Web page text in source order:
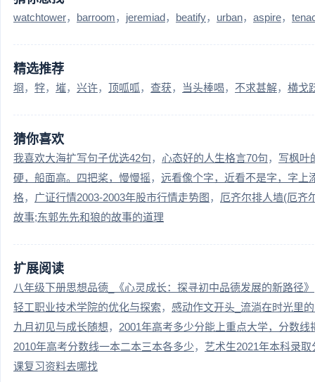
watchtower barroom jeremiad beatify urban aspire
精选推荐
埛 牸 墔 兴许 顶呱呱 查获 当头棒喝 不求甚解 横戈
猜你喜欢
我喜欢大海扩写句子优选42句 心态好的人生格言70句
写枫叶
硬，船面高。四把桨，慢慢摇
远看像个字，近看不是字，字上
格
广证行情2003-2003年股市行情走势图
厄齐尔排人墙(厄齐
故事;东郭先先和狼的故事的道理
扩展阅读
八年级下册思想品德_《心灵成长：探寻初中品德发展的新路径》
轻工职业技术学院的优化与探索
感动作文开头_流淌在时光里
九月初见与成长随想
2001年高考多少分能上重点大学，分数线
2010年高考分数线一本二本三本各多少
艺术生2021年本科录
课复习资料去哪找